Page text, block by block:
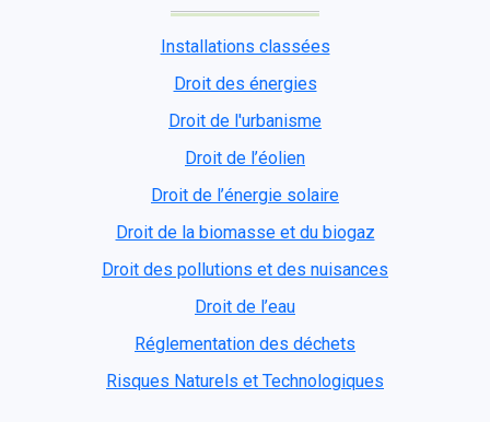
Installations classées
Droit des énergies
Droit de l'urbanisme
Droit de l’éolien
Droit de l’énergie solaire
Droit de la biomasse et du biogaz
Droit des pollutions et des nuisances
Droit de l’eau
Réglementation des déchets
Risques Naturels et Technologiques